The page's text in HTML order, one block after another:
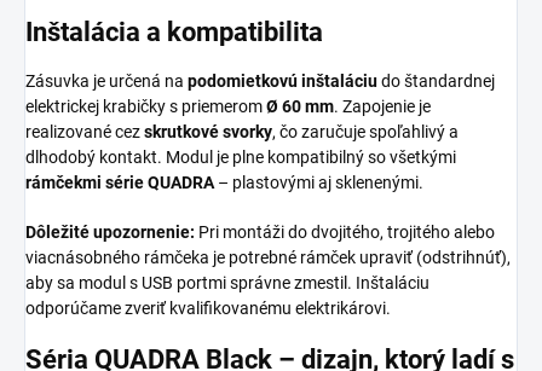
Inštalácia a kompatibilita
Zásuvka je určená na podomietkovú inštaláciudo štandardnej
elektrickej krabičky s priemeromØ 60 mm. Zapojenie je
realizované cezskrutkové svorky, čo zaručuje spoľahlivý a
dlhodobý kontakt. Modul je plne kompatibilný so všetkými
rámčekmi série QUADRA – plastovými aj sklenenými.
Dôležité upozornenie: Pri montáži do dvojitého, trojitého alebo
viacnásobného rámčeka je potrebné rámček upraviť (odstrihnúť),
aby sa modul s USB portmi správne zmestil. Inštaláciu
odporúčame zveriť kvalifikovanému elektrikárovi.
Séria QUADRA Black – dizajn, ktorý ladí s